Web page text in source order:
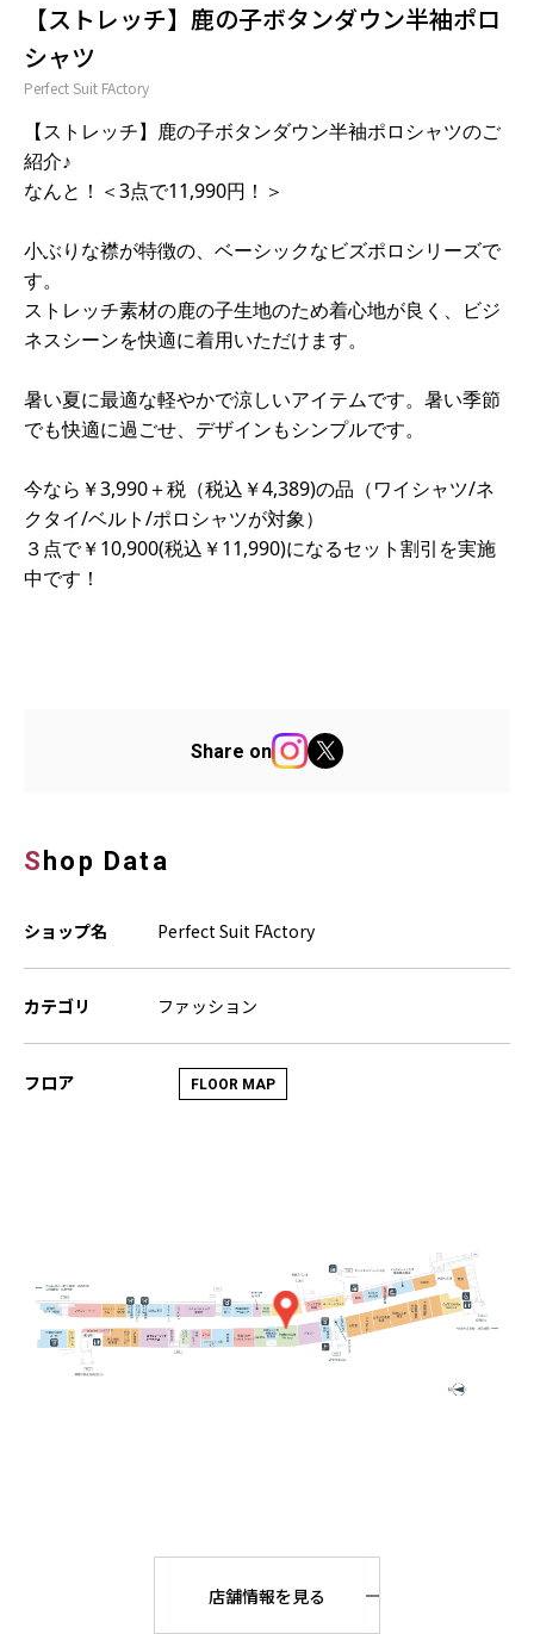
【ストレッチ】鹿の子ボタンダウン半袖ポロ
シャツ
Perfect Suit FActory
【ストレッチ】鹿の子ボタンダウン半袖ポロシャツのご
紹介♪
なんと！＜ 3点で11,990円！＞
小ぶりな襟が特徴の、ベーシックなビズポロシリーズで
す。
ストレッチ素材の鹿の子生地のため着心地が良く、ビジ
ネスシーンを快適に着用いただけます。
暑い夏に最適な軽やかで涼しいアイテムです。暑い季節
でも快適に過ごせ、デザインもシンプルです。
今なら￥3,990＋税（税込￥4,389)の品（ワイシャツ/ネ
クタイ/ベルト /ポロシャツが対象）
３点で￥ 10,900(税込￥ 11,990)になるセット割引を実施
中です！
Share on
Shop Data
ショップ名 Perfect Suit FActory
カテゴリ ファッション
フロア FLOOR MAP
店舗情報を見る